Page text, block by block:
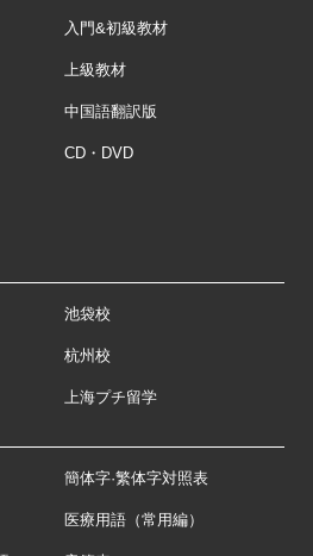
入門&初級教材
上級教材
中国語翻訳版
CD・DVD
池袋校
杭州校
上海プチ留学
簡体字·繁体字対照表
医療用語（常用編）